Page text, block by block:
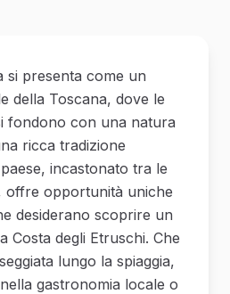
si presenta come un
della Toscana, dove le
fondono con una natura
ricca tradizione
incastonato tra le
offre opportunità uniche
desiderano scoprire un
Costa degli Etruschi. Che
lungo la spiaggia,
gastronomia locale o